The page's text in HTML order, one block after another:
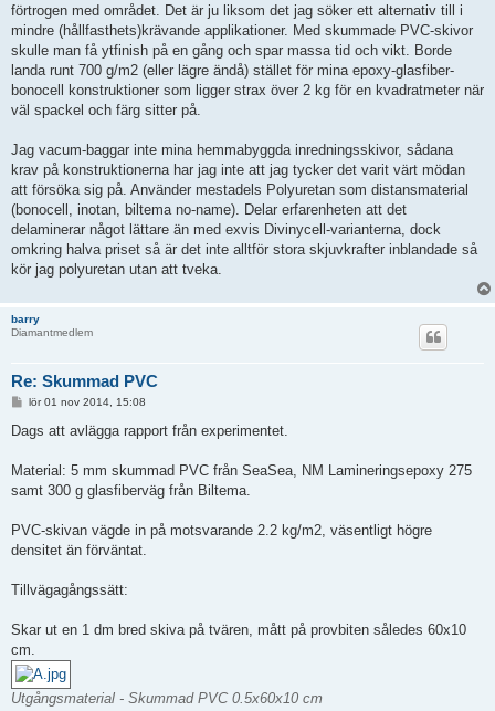
förtrogen med området. Det är ju liksom det jag söker ett alternativ till i
mindre (hållfasthets)krävande applikationer. Med skummade PVC-skivor
skulle man få ytfinish på en gång och spar massa tid och vikt. Borde
landa runt 700 g/m2 (eller lägre ändå) stället för mina epoxy-glasfiber-
bonocell konstruktioner som ligger strax över 2 kg för en kvadratmeter när
väl spackel och färg sitter på.
Jag vacum-baggar inte mina hemmabyggda inredningsskivor, sådana
krav på konstruktionerna har jag inte att jag tycker det varit värt mödan
att försöka sig på. Använder mestadels Polyuretan som distansmaterial
(bonocell, inotan, biltema no-name). Delar erfarenheten att det
delaminerar något lättare än med exvis Divinycell-varianterna, dock
omkring halva priset så är det inte alltför stora skjuvkrafter inblandade så
kör jag polyuretan utan att tveka.
barry
Diamantmedlem
Re: Skummad PVC
l
ä
g
lör 01 nov 2014, 15:08
Dags att avlägga rapport från experimentet.
Material: 5 mm skummad PVC från SeaSea, NM Lamineringsepoxy 275
samt 300 g glasfiberväg från Biltema.
PVC-skivan vägde in på motsvarande 2.2 kg/m2, väsentligt högre
densitet än förväntat.
Tillvägagångssätt:
Skar ut en 1 dm bred skiva på tvären, mått på provbiten således 60x10
cm.
Utgångsmaterial - Skummad PVC 0.5x60x10 cm